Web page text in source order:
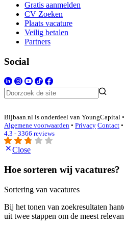
Gratis aanmelden
CV Zoeken
Plaats vacature
Veilig betalen
Partners
Social
Bijbaan.nl is onderdeel van YoungCapital
Algemene voorwaarden • Privacy Contact •
4.3 - 3366 reviews
Close
Hoe sorteren wij vacatures?
Sortering van vacatures
Bij het tonen van zoekresultaten
uit twee stappen om de meest